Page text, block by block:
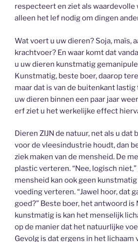
respecteert en ziet als waardevolle
alleen het lef nodig om dingen
Wat voert u uw dieren? Soja, maïs,
krachtvoer? En waar komt dat
u uw dieren kunstmatig
Kunstmatig, beste boer, daarop
maar dat is van de buitenkant
uw dieren binnen een paar jaar
erf ziet u het werkelijke effect
Dieren ZIJN de natuur, net als u dat
voor de vleesindustrie houdt, dan
ziek maken van de mensheid. De
plastic verteren. “Nee, logisch
mensheid kan ook geen
voeding verteren. “Jawel hoor, dat
goed?” Beste boer, het antwoord is
kunstmatig is kan het menselijk
op de manier dat het natuurlijke
Gevolg is dat ergens in het lichaam